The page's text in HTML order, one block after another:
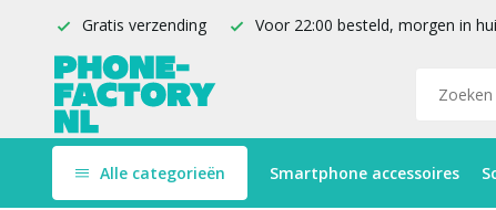
Gratis verzending Voor 22:00 besteld, morgen in
Alle categorieën Smartphone accessoires